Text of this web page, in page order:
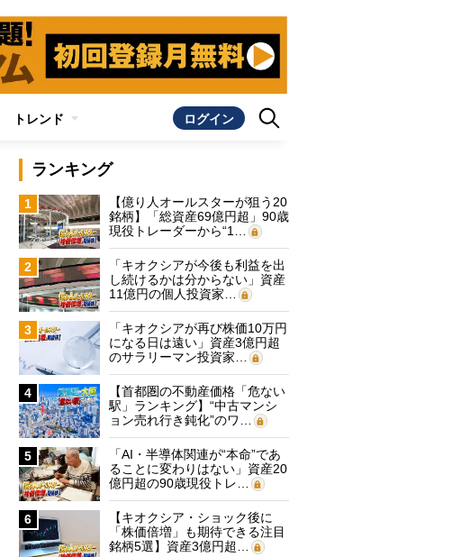
トレンド ログイン
ランキング
1
【億り人オールスターが狙う20
銘柄】「総資産69億円超」90歳
現役トレーダーから“1…
2
「キオクシアが今後も利益を出
し続けるかは分からない」資産
11億円の個人投資家…
3
「キオクシアが再び株価10万円
になる日は遠い」資産3億円超
のサラリーマン投資家…
4
【首都圏の不動産価格「危ない
駅」ランキング】“中古マンシ
ョン売れ行き鈍化”のワ…
5
「AI・半導体関連が“本命”であ
ることに変わりはない」資産20
億円超の90歳現役トレ…
6
【キオクシア・ショック後に
「株価倍増」も期待できる注目
銘柄5選】資産3億円超…